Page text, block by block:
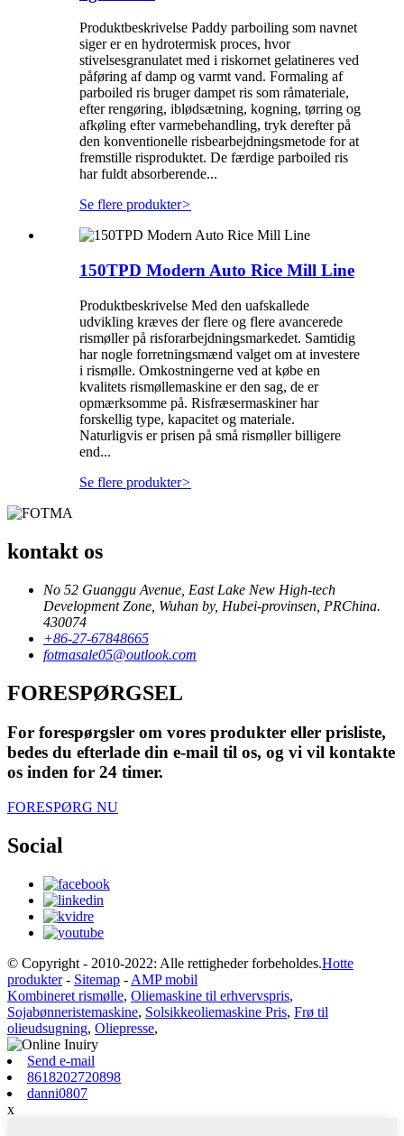
Produktbeskrivelse Paddy parboiling som navnet
siger er en hydrotermisk proces, hvor
stivelsesgranulatet med i riskornet gelatineres ved
påføring af damp og varmt vand. Formaling af
parboiled ris bruger dampet ris som råmateriale,
efter rengøring, iblødsætning, kogning, tørring og
afkøling efter varmebehandling, tryk derefter på
den konventionelle risbearbejdningsmetode for at
fremstille risproduktet. De færdige parboiled ris
har fuldt absorberende...
Se flere produkter>
150TPD Modern Auto Rice Mill Line
Produktbeskrivelse Med den uafskallede
udvikling kræves der flere og flere avancerede
rismøller på risforarbejdningsmarkedet. Samtidig
har nogle forretningsmænd valget om at investere
i rismølle. Omkostningerne ved at købe en
kvalitets rismøllemaskine er den sag, de er
opmærksomme på. Risfræsermaskiner har
forskellig type, kapacitet og materiale.
Naturligvis er prisen på små rismøller billigere
end...
Se flere produkter>
kontakt os
No 52 Guanggu Avenue, East Lake New High-tech
Development Zone, Wuhan by, Hubei-provinsen, PRChina.
430074
+86-27-67848665
fotmasale05@outlook.com
FORESPØRGSEL
For forespørgsler om vores produkter eller prisliste,
bedes du efterlade din e-mail til os, og vi vil kontakte
os inden for 24 timer.
FORESPØRG NU
Social
© Copyright - 2010-2022: Alle rettigheder forbeholdes.Hotte
produkter- Sitemap - AMP mobil
Kombineret rismølle, Oliemaskine til erhvervspris,
Sojabønneristemaskine, Solsikkeoliemaskine Pris, Frø til
olieudsugning, Oliepresse,
Send e-mail
8618202720898
danni0807
x